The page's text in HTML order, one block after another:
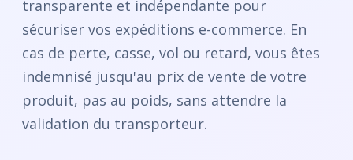
transparente et indépendante pour
sécuriser vos expéditions e-commerce. En
cas de perte, casse, vol ou retard, vous êtes
indemnisé jusqu'au prix de vente de votre
produit, pas au poids, sans attendre la
validation du transporteur.